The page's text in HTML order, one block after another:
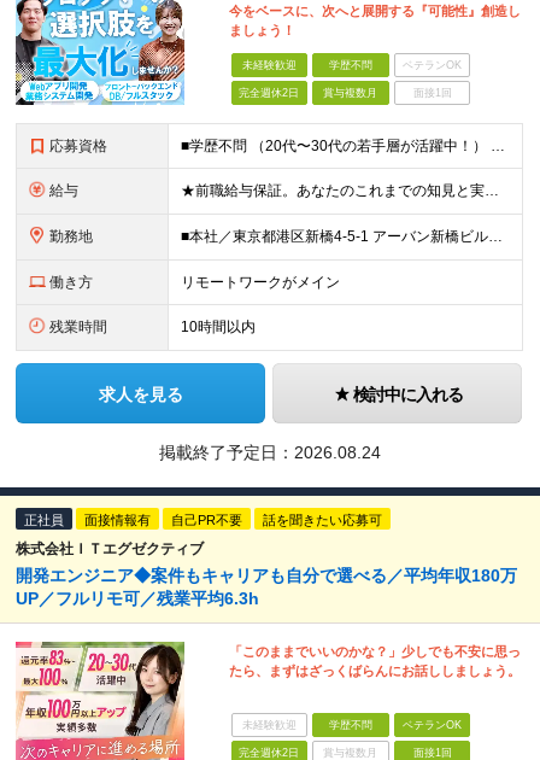
今をベースに、次へと展開する『可能性』創造し
ましょう！
未経験歓迎 学歴不問 ベテランOK
完全週休2日 賞与複数月 面接1回
応募資格 ■学歴不問 （20代〜30代の若手層が活躍中！） ■IT業界にて何かしらの実務経験をお持ちの方 【職種未経験歓迎／第二新卒歓迎】 ＊開発実務経験がなくても、勉強しているヤル気な方。 ※独学で開発をし
給与 ★前職給与保証。あなたのこれまでの知見と実績を正当に評価します。 【IT実務経験者】 ◆月給30万円～（賞与2回/年 ＊理論年収 450万以上） ★経験者はスキルに応じて＜月給45万円～＞も可能で
勤務地 ■本社／東京都港区新橋4-5-1 アーバン新橋ビル11F ※(変更の範囲)上記を除く当社関連勤務地 【82.7％がリモートワーク／転勤なし】 本社もしくは東京都近郊の取引先での勤務となります。
働き方 リモートワークがメイン
残業時間 10時間以内
求人を見る 検討中に入れる
掲載終了予定日： 2026.08.24
正社員 面接情報有 自己PR不要 話を聞きたい応募可
株式会社ＩＴエグゼクティブ
開発エンジニア◆案件もキャリアも自分で選べる／平均年収180万
UP／フルリモ可／残業平均6.3h
「このままでいいのかな？」少しでも不安に思っ
たら、まずはざっくばらんにお話ししましょう。
未経験歓迎 学歴不問 ベテランOK
完全週休2日 賞与複数月 面接1回